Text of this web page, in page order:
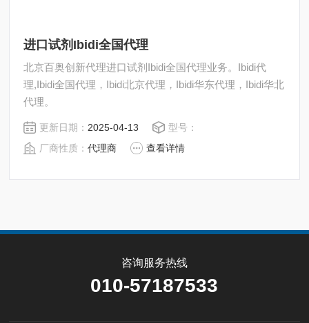
进口试剂Ibidi全国代理
北京百奥创新代理进口试剂Ibidi全国代理业务。Ibidi代
理,Ibidi全国代理，Ibidi北京代理，Ibidi华东代理，Ibidi华北
代理。
更新日期： 2025-04-13
型号：
厂商性质：代理商 查看详情
咨询服务热线
010-57187533